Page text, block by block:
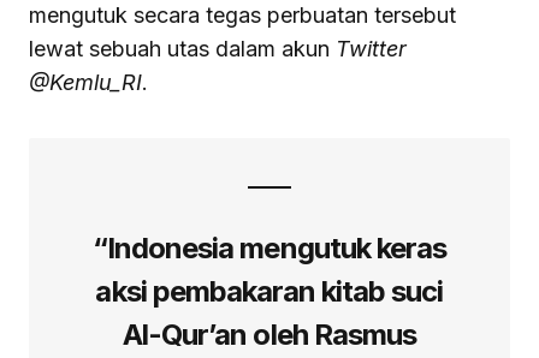
mengutuk secara tegas perbuatan tersebut
lewat sebuah utas dalam akun Twitter
@Kemlu_RI.
“Indonesia mengutuk keras
aksi pembakaran kitab suci
Al-Qur’an oleh Rasmus